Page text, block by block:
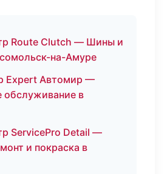
Route Clutch — Шины и
на-Амуре
Expert Автомир —
обслуживание в
ServicePro Detail —
и покраска в